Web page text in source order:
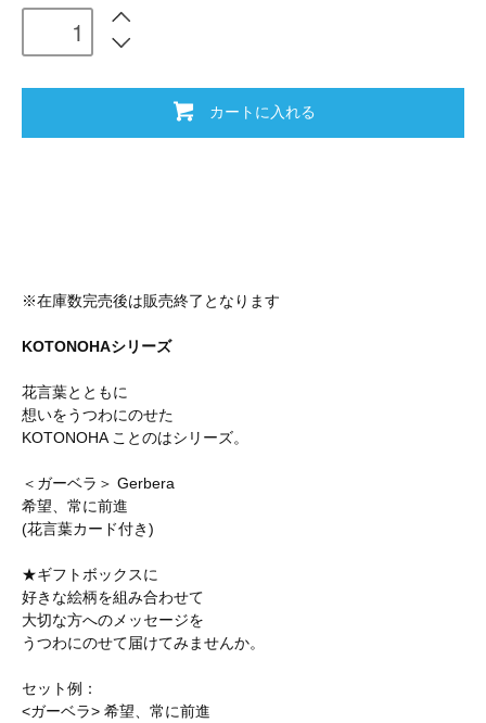
カートに入れる
※在庫数完売後は販売終了となります
KOTONOHAシリーズ
花言葉とともに
想いをうつわにのせた
KOTONOHA ことのはシリーズ。
＜ガーベラ＞ Gerbera
希望、常に前進
(花言葉カード付き)
★ギフトボックスに
好きな絵柄を組み合わせて
大切な方へのメッセージを
うつわにのせて届けてみませんか。
セット例：
<ガーベラ> 希望、常に前進